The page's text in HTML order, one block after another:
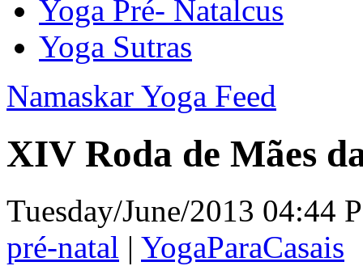
Yoga Pré- Natalcus
Yoga Sutras
Namaskar Yoga Feed
XIV Roda de Mães
Tuesday/June/2013 04:44
pré-natal | YogaParaCasais